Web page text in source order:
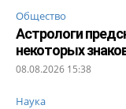
Общество
Астрологи
некоторых
08.08.2026 15:38
Наука